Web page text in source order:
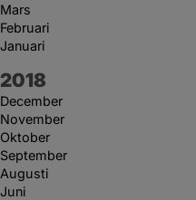
Mars
Februari
Januari
År:
2018
December
November
Oktober
September
Augusti
Juni